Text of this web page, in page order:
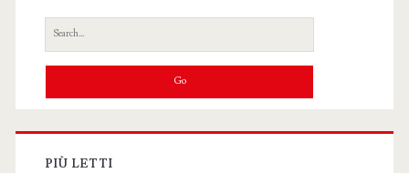
Search
for:
PIÙ LETTI